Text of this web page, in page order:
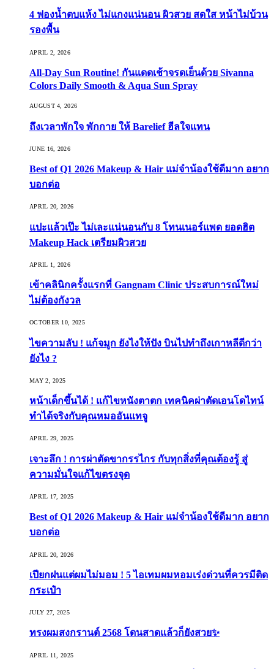
4 ฟองน้ำตบแห้ง ไม่แกงแน่นอน ผิวสวย สดใส หน้าไม่บ้วน
รองพื้น
APRIL 2, 2026
All-Day Sun Routine! กันแดดเช้าจรดเย็นด้วย Sivanna
Colors Daily Smooth & Aqua Sun Spray
AUGUST 4, 2026
ถึงเวลาพักใจ พักกาย ให้ Barelief ฮีลใจแทน
JUNE 16, 2026
Best of Q1 2026 Makeup & Hair แม่จ๋าน้องใช้ดีมาก อยาก
บอกต่อ
APRIL 20, 2026
แปะแล้วเป๊ะ ไม่เละแน่นอนกับ 8 โทนเนอร์แพด ยอดฮิต
Makeup Hack เตรียมผิวสวย
APRIL 1, 2026
เข้าคลินิกครั้งแรกที่ Gangnam Clinic ประสบการณ์ใหม่
ไม่ต้องกังวล
OCTOBER 10, 2025
ไขความลับ ! แก้จมูก ยังไงให้ปัง บินไปทำถึงเกาหลีดีกว่า
ยังไง ?
MAY 2, 2025
หน้าเด็กขึ้นได้ ! แก้ไขหนังตาตก เทคนิคผ่าตัดเอนโดไทน์
ทำได้จริงกับคุณหมออันแทจู
APRIL 29, 2025
เจาะลึก ! การผ่าตัดขากรรไกร กับทุกสิ่งที่คุณต้องรู้ สู่
ความมั่นใจแก้ไขตรงจุด
APRIL 17, 2025
Best of Q1 2026 Makeup & Hair แม่จ๋าน้องใช้ดีมาก อยาก
บอกต่อ
APRIL 20, 2026
เปียกฝนแต่ผมไม่มอม ! 5 ไอเทมผมหอมเร่งด่วนที่ควรมีติด
กระเป๋า
JULY 27, 2025
ทรงผมสงกรานต์ 2568 โดนสาดแล้วก็ยังสวย✨
APRIL 11, 2025